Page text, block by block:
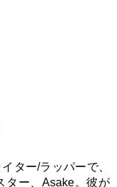
ター/ラッパーで、
ター、Asake。彼が